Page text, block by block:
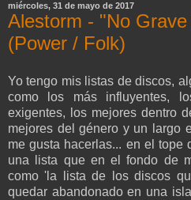
miércoles, 31 de mayo de 2017
Alestorm - "No
(Power / Folk)
Yo tengo mis listas de discos,
como los más influyentes,
exigentes, los mejores dentro
mejores del género y un largo
me gusta hacerlas... en el tope
una lista que en el fondo de
como 'la lista de los discos
quedar abandonado en una